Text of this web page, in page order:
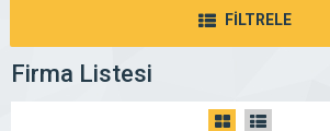
FİLTRELE
Firma Listesi